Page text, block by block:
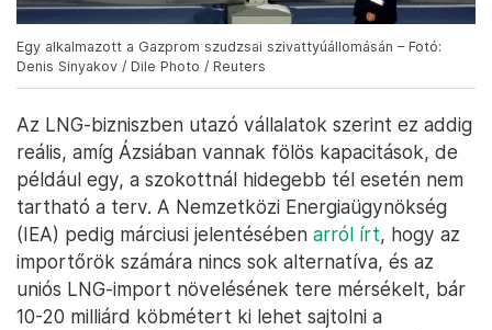
Egy alkalmazott a Gazprom szudzsai szivattyúállomásán – Fotó:
Denis Sinyakov / Dile Photo / Reuters
Az LNG-bizniszben utazó vállalatok szerint ez addig
reális, amíg Ázsiában vannak fölös kapacitások, de
például egy, a szokottnál hidegebb tél esetén nem
tartható a terv. A Nemzetközi Energiaügynökség
(IEA) pedig márciusi jelentésében arról írt, hogy az
importőrök számára nincs sok alternatíva, és az
uniós LNG-import növelésének tere mérsékelt, bár
10-20 milliárd köbmétert ki lehet sajtolni a